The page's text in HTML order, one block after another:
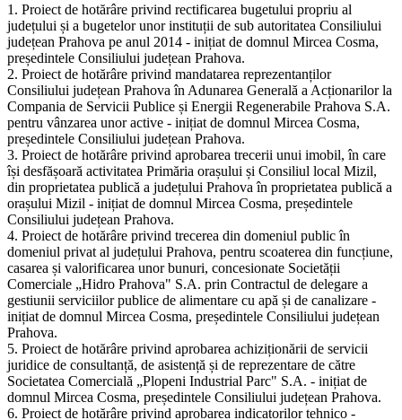
1. Proiect de hotărâre privind rectificarea bugetului propriu al
județului și a bugetelor unor instituții de sub autoritatea Consiliului
județean Prahova pe anul 2014 - inițiat de domnul Mircea Cosma,
președintele Consiliului județean Prahova.
2. Proiect de hotărâre privind mandatarea reprezentanților
Consiliului județean Prahova în Adunarea Generală a Acționarilor la
Compania de Servicii Publice și Energii Regenerabile Prahova S.A.
pentru vânzarea unor active - inițiat de domnul Mircea Cosma,
președintele Consiliului județean Prahova.
3. Proiect de hotărâre privind aprobarea trecerii unui imobil, în care
își desfășoară activitatea Primăria orașului și Consiliul local Mizil,
din proprietatea publică a județului Prahova în proprietatea publică a
orașului Mizil - inițiat de domnul Mircea Cosma, președintele
Consiliului județean Prahova.
4. Proiect de hotărâre privind trecerea din domeniul public în
domeniul privat al județului Prahova, pentru scoaterea din funcțiune,
casarea și valorificarea unor bunuri, concesionate Societății
Comerciale „Hidro Prahova" S.A. prin Contractul de delegare a
gestiunii serviciilor publice de alimentare cu apă și de canalizare -
inițiat de domnul Mircea Cosma, președintele Consiliului județean
Prahova.
5. Proiect de hotărâre privind aprobarea achiziționării de servicii
juridice de consultanță, de asistență și de reprezentare de către
Societatea Comercială „Plopeni Industrial Parc" S.A. - inițiat de
domnul Mircea Cosma, președintele Consiliului județean Prahova.
6. Proiect de hotărâre privind aprobarea indicatorilor tehnico -